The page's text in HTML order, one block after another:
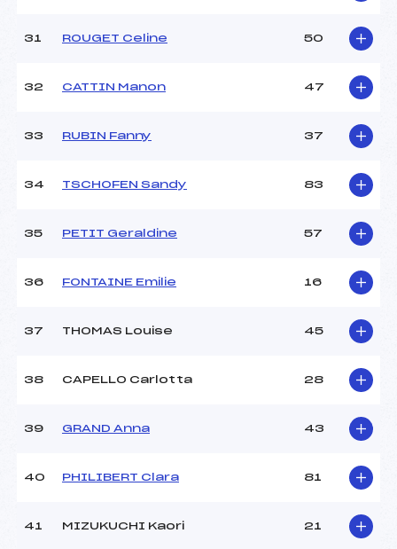
31 ROUGET Celine 50
32 CATTIN Manon 47
33 RUBIN Fanny 37
34 TSCHOFEN Sandy 83
35 PETIT Geraldine 57
36 FONTAINE Emilie 16
37 THOMAS Louise 45
38 CAPELLO Carlotta 28
39 GRAND Anna 43
40 PHILIBERT Clara 81
41 MIZUKUCHI Kaori 21